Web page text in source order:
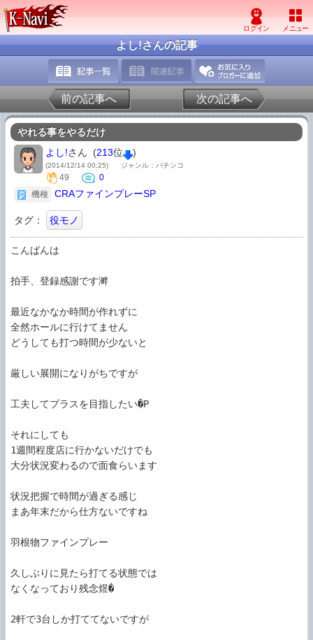
よし!さんの記事
前の記事へ 次の記事へ
やれる事をやるだけ
よし!さん (213位 )
(2014/12/14 00:25) ジャンル：パチンコ
49
0
機種
CRAファインプレーSP
タグ： 役モノ
こんばんは
拍手、登録感謝です溿
最近なかなか時間が作れずに
全然ホールに行けてません
どうしても打つ時間が少ないと
厳しい展開になりがちですが
工夫してプラスを目指したい�P
それにしても
1週間程度店に行かないだけでも
大分状況変わるので面食らいます
状況把握で時間が過ぎる感じ
まあ年末だから仕方ないですね
羽根物ファインプレー
久しぶりに見たら打てる状態では
なくなっており残念煜�
2軒で3台しか打ててないですが